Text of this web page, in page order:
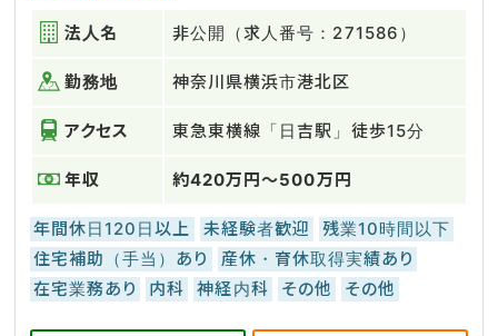
法人名 非公開（求人番号：271586）
勤務地 神奈川県横浜市港北区
アクセス 東急東横線「日吉駅」徒歩15分
年収 約420万円～500万円
年間休日120日以上 未経験者歓迎
残業10時間以下
住宅補助（手当）あり
産休・育休取得実績あり
在宅業務あり
内科 神経内科 その他 その他